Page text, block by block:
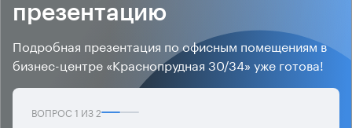
презентацию
Подробная презентация по офисным помещениям в
бизнес-центре «Краснопрудная 30/34» уже готова!
ВОПРОС 1 ИЗ2